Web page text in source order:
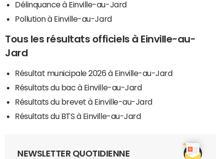
Délinquance à Einville-au-Jard
Pollution à Einville-au-Jard
Tous les résultats officiels à Einville-au-
Jard
Résultat municipale 2026 à Einville-au-Jard
Résultats du bac à Einville-au-Jard
Résultats du brevet à Einville-au-Jard
Résultats du BTS à Einville-au-Jard
NEWSLETTER QUOTIDIENNE